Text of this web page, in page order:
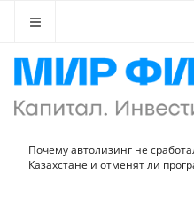
Почему автолизинг не
Казахстане и отменят ли